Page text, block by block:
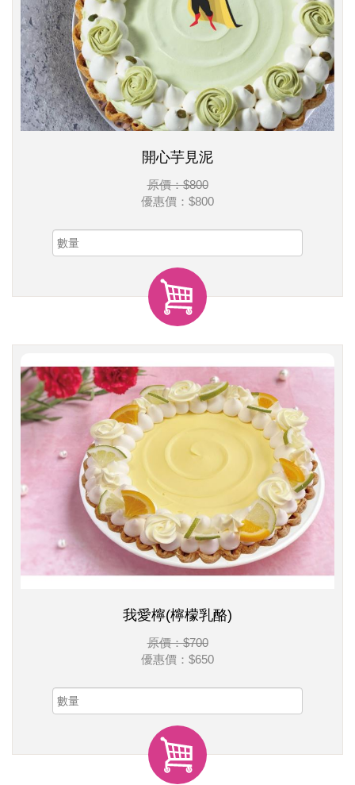
開心芋見泥
原價：$800
優惠價： $800
我愛檸(檸檬乳酪)
原價：$700
優惠價： $650